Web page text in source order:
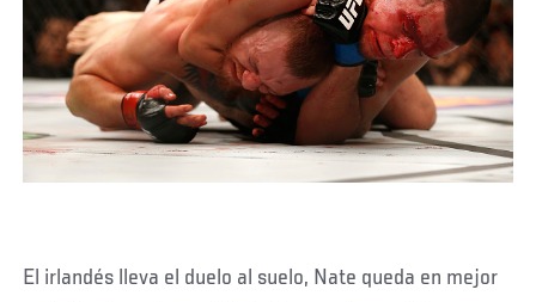
El irlandés lleva el duelo al suelo, Nate queda en mejor